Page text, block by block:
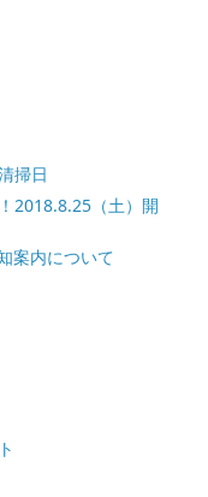
掃日
2018.8.25（土）開
案内について